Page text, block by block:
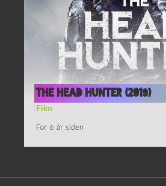
The Head Hunter (2019)
Film
For 6 år siden